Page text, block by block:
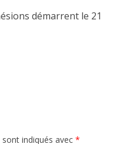
démarrent le 21
indiqués avec *